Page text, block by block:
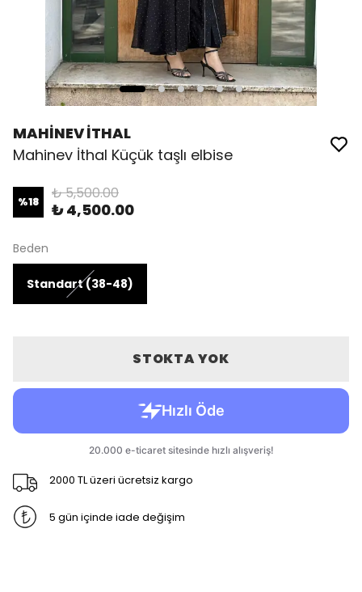
MAHİNEV İTHAL
Mahinev İthal Küçük taşlı elbise
%18 ₺ 5,500.00
₺ 4,500.00
Beden
Standart (38-48)
STOKTA YOK
2000 TL üzeri ücretsiz kargo
5 gün içinde iade değişim